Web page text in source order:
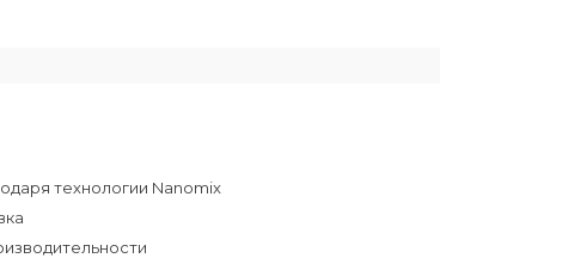
технологии Nanomix